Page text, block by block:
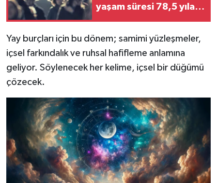
yaşam süresi 78,5 yıla
Yay burçları için bu dönem; samimi yüzleşmeler,
içsel farkındalık ve ruhsal hafifleme anlamına
geliyor. Söylenecek her kelime, içsel bir düğümü
çözecek.